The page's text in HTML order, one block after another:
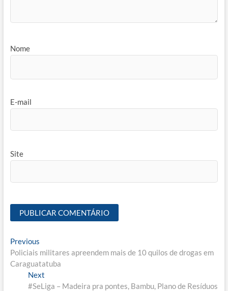
Nome
E-mail
Site
Navegação
de
Post
PreviousPrevious
post:
Policiais militares apreendem mais de 10 quilos de drogas em
Caraguatatuba
Next
post:
#SeLiga – Madeira pra pontes, Bambu, Plano de Resíduos